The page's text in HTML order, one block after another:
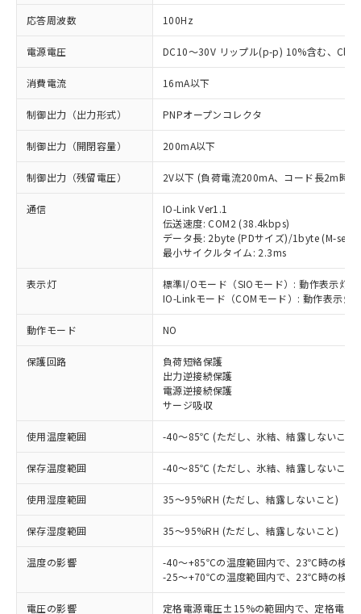
応答周波数 100Hz
電源電圧 DC10～30V リップル(p-p) 10%含む、
消費電流 16mA以下
制御出力（出力形式） PNPオープンコレクタ
制御出力（開閉容量） 200mA以下
制御出力（残留電圧） 2V以下 (負荷電流200mA、コード長2m時)
通信
IO-Link Ver1.1
伝送速度: COM2 (38.4kbps)
データ長: 2byte (PDサイズ)/1byte (M-
最小サイクルタイム: 2.3ms
表示灯
標準I/Oモード（SIOモード）: 動作表示灯(
IO-Linkモード（COMモード）: 動作表示
動作モード NO
保護回路
負荷短絡保護
出力逆接続保護
電源逆接続保護
サージ吸収
使用温度範囲 -40～85℃ (ただし、氷結、結露しないこと)
保存温度範囲 -40～85℃ (ただし、氷結、結露しないこと)
使用湿度範囲 35～95%RH (ただし、結露しないこと)
保存湿度範囲 35～95%RH (ただし、結露しないこと)
温度の影響
-40～+85℃の温度範囲内で、23℃時の検
-25～+70℃の温度範囲内で、23℃時の検
電圧の影響 定格電源電圧±15%の範囲内で、定格電
ご利用条件
以下の条件をお読みいただき、同意のうえ
ご利用ください。
本サービスは、当社制御機器事業取扱
商品の当社在庫状況および標準価格
(税抜)を提供させていただくもので
当社制御機器事業取扱商品の中には、
※1 対応状況
対応済み：EU RoHS指令（10物質）の
非含有に対応した製品が提供可能な商品で
対応予定：EU RoHS指令（10物質）の非含
有に対応した製品に切り替える予定のある
対応予定なし：EU RoHS指令（10物質）の
非含有に非対応の商品で、対応品を出す予
定はありません。
非含有の対応状況を調査中または確認中の
商品です。
非該当品：ライセンス料など無形物で、有
害物質有無と関係のない商品です。
仕入先様の事情により、非含有部品として
※1 中国RoHS○×表
「○」：最大均質材料含有率が中国RoHSの
基準値以下であることを示します。
「×」：最大均質材料含有率が中国RoHSの